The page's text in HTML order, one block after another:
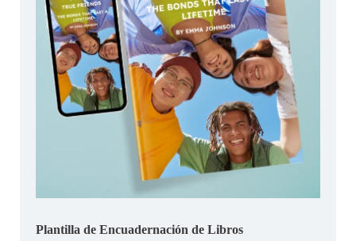
Plantilla de Encuadernación de Libros